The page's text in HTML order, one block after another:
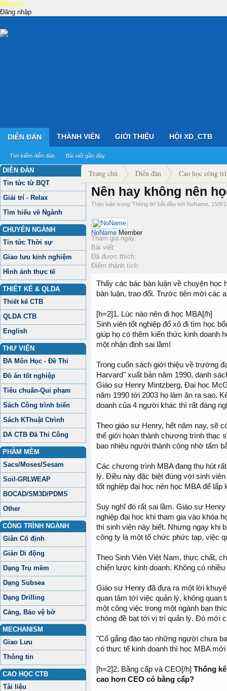
Đăng ký
Đăng nhập
DIỄN ĐÀN
Tìm kiếm diễn đàn Bài viết gần đây
THÀNH VIÊN GIỚI THIỆU HỘI XD_CTB
DIỄN ĐÀN
Tin tức từ BQT
Giải trí - Relax
Tìm hiểu về Ngành
CHUYÊN NGÀNH
Tin tức Thời sự
Giao lưu kinh nghiệm
Hình ảnh thực tế
THIẾT KẾ & QLDA
Thiết kế CTB
QLDA CTB
English
THƯ VIỆN
ĐA Môn Học - Đề Thi
Đồ án tốt nghiệp
Tiêu chuẩn-Qui phạm
Sách Công trình biển
Sách KThuật Ctrình
DA CTB Đã Thi Công
PHẦM MỀM
Sacs/Moses/Sesam
Soil-GRLWEAP
BOCAD/SM3D/PDMS
Other
CÔNG TRÌNH NGÀNH
Giàn Cố định
Giàn Di động
Dạng Trụ mềm
Dạng Subsea
Dạng Drilling
Cảng, Bảo vệ bờ
MECHANISM
Giao Lưu
Thông tin
CAO HỌC CTB
Tài liệu
Trang chủ Diễn đàn Cao học công
Nên hay không nên
Thảo luận trong 'Thông tin' bắt đầu bởi NoName 15/8/
NoName Member
Tham gia ngày:
Bài viết:
Đã được thích:
Điểm thành tích:
Thấy các bác bàn luận về chuyện học
bàn luận, trao đổi. Trước tiên mời các
[h=2]1. Lúc nào nên đi học MBA[/h]
Sinh viên tốt nghiệp đổ xô đi tìm học
giúp họ có thêm kiến thức kinh doanh
một nhận định sai lầm!
Trong cuốn sách giới thiệu về trường
Harvard" xuất bản năm 1990, danh
Giáo sư Henry Mintzberg, Đại học
năm 1990 tới 2003 họ làm ăn ra sao.
doanh của 4 người khác thì rất đáng
Theo giáo sư Henry, hết năm nay, sẽ
thế giới hoàn thành chương trình thạc
bao nhiêu người thành công nhờ tấm
Các chương trình MBA đang thu hút
lý. Điều này đặc biệt đúng với sinh
tốt nghiệp đại học nên học MBA để lấp
Suy nghĩ đó rất sai lầm. Giáo sư
nghiệp đại học khi tham gia vào khóa
thì sinh viên này biết. Nhưng ngay khi
công ty là một tổ chức phức tạp, việc
Theo Sinh Viên Việt Nam, thực chất,
chiến lược kinh doanh. Không có
Giáo sư Henry đã đưa ra một lời
quan tâm tới việc quản lý, không quan
một công việc trong một ngành bạn
chóng đề bạt tới vị trí quản lý. Đó mới
"Cố gắng đào tạo những người chưa
có thực tế kinh doanh thì học MBA
[h=2]2. Bằng cấp và CEO[/h] Thống
cao hơn CEO có bằng cấp?